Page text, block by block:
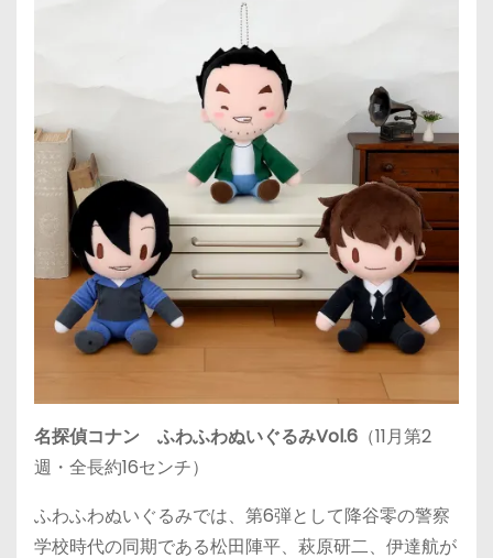
名探偵コナン ふわふわぬいぐるみVol.6 （11月第2
週・全長約16センチ）
ふわふわぬいぐるみでは、第6弾として降谷零の警察
学校時代の同期である松田陣平、萩原研二、伊達航が